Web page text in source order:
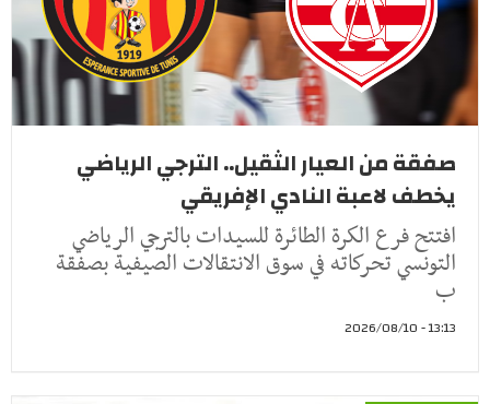
صفقة من العيار الثقيل.. الترجي الرياضي
يخطف لاعبة النادي الإفريقي
افتتح فرع الكرة الطائرة للسيدات بالترجي الرياضي
التونسي تحركاته في سوق الانتقالات الصيفية بصفقة
ب
13:13 - 2026/08/10